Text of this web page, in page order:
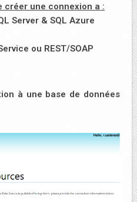
créer une connexion a :
Server & SQL Azure
ou REST/SOAP
à une base de données